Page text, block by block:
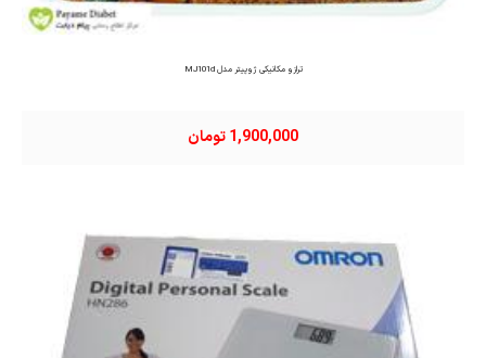
ترازو مکانیکی ژوپیتر مدل MJ101d
1,900,000 تومان